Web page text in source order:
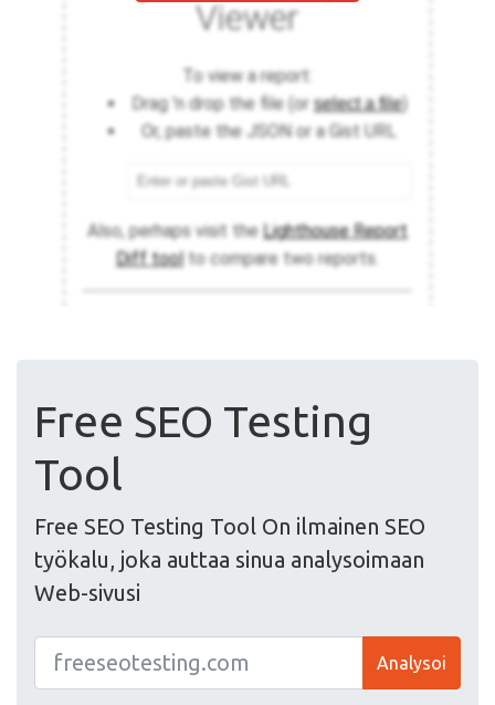
Free SEO Testing
Tool
Free SEO Testing Tool On ilmainen SEO
työkalu, joka auttaa sinua analysoimaan
Web-sivusi
Analysoi